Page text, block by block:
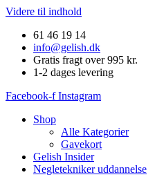
Videre til indhold
61 46 19 14
info@gelish.dk
Gratis fragt over 995 kr.
1-2 dages levering
Facebook-f Instagram
Shop
Alle Kategorier
Gavekort
Gelish Insider
Negletekniker uddannelse